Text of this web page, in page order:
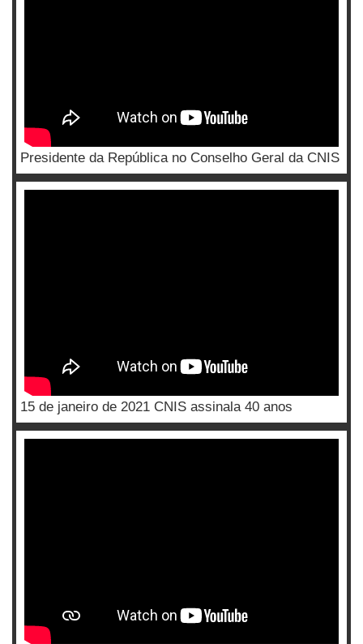
Presidente da República no Conselho Geral da CNIS
15 de janeiro de 2021 CNIS assinala 40 anos